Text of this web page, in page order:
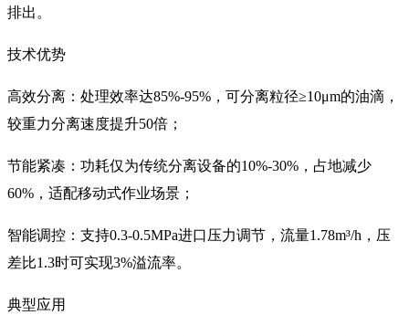
排出。
技术优势
高效分离：处理效率达85%-95%，可分离粒径≥10μm的油滴，
较重力分离速度提升50倍；
节能紧凑：功耗仅为传统分离设备的10%-30%，占地减少
60%，适配移动式作业场景；
智能调控：支持0.3-0.5MPa进口压力调节，流量1.78m³/h，压
差比1.3时可实现3%溢流率。
典型应用